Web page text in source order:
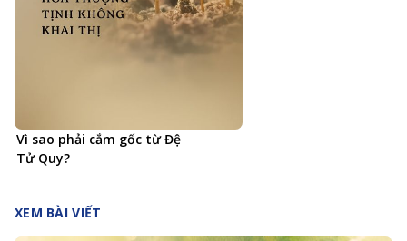
Vì sao phải cắm gốc từ Đệ
Tử Quy?
XEM BÀI VIẾT